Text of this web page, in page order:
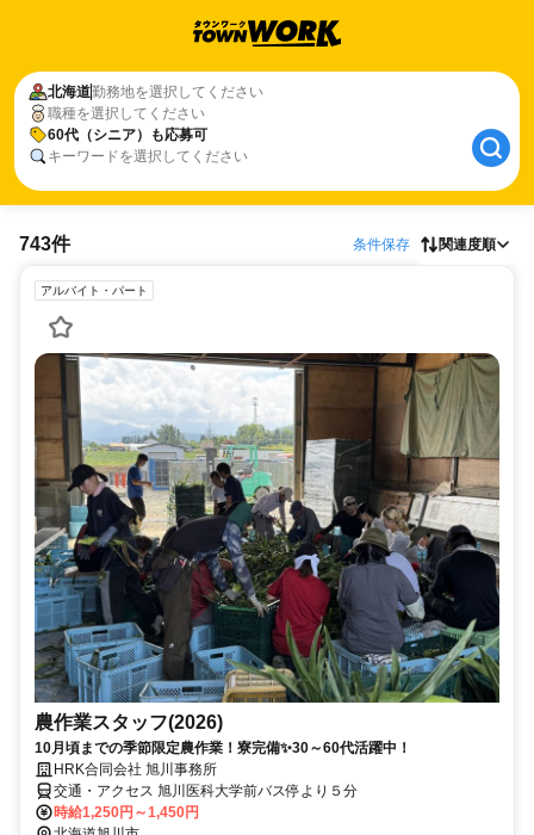
北海道勤務地を選択してください
職種を選択してください
60代（シニア）も応募可
キーワードを選択してください
743件 条件保存 関連度順
アルバイト・パート
農作業スタッフ(2026)
10月頃までの季節限定農作業！寮完備✨30～60代活躍中！
HRK合同会社 旭川事務所
交通・アクセス 旭川医科大学前バス停より５分
時給1,250円～1,450円